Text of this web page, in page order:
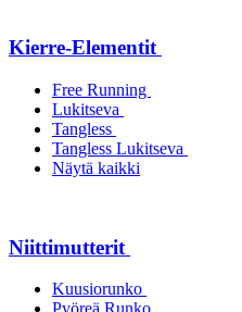
Kierre-Elementit
Free Running
Lukitseva
Tangless
Tangless Lukitseva
Näytä kaikki
Niittimutterit
Kuusiorunko